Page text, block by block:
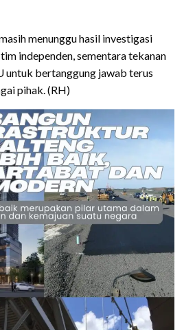
menunggu hasil investigasi
independen, sementara tekanan
untuk bertanggung jawab terus
pihak. (RH)